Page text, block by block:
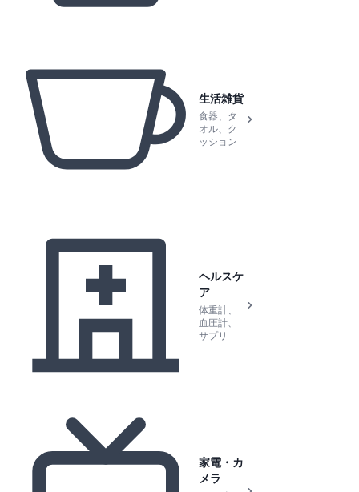
生活雑貨
食器、タ
オル、ク
ッション
ヘルスケ
ア
体重計、
血圧計、
サプリ
家電・カ
メラ